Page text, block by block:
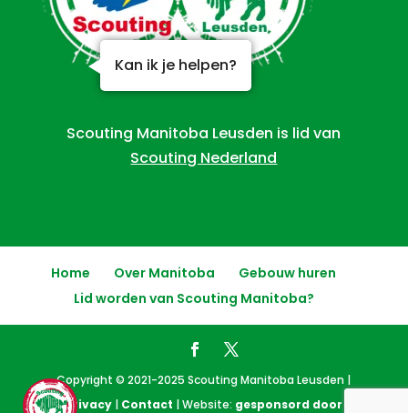
Scouting Manitoba Leusden is lid van
Scouting Nederland
Home Over Manitoba
Gebouw huren
Lid worden van Scouting Manitoba?
Copyright © 2021-2025 Scouting Manitoba Leusden |
Privacy| Contact | Website: gesponsord door
Kan ik je helpen?